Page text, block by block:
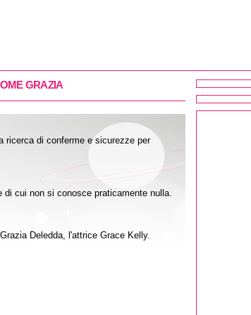
GRAZIA
ricerca di conferme e sicurezze per
di cui non si conosce praticamente nulla.
Deledda, l'attrice Grace Kelly.